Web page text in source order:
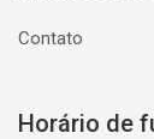
Contato
Horário de